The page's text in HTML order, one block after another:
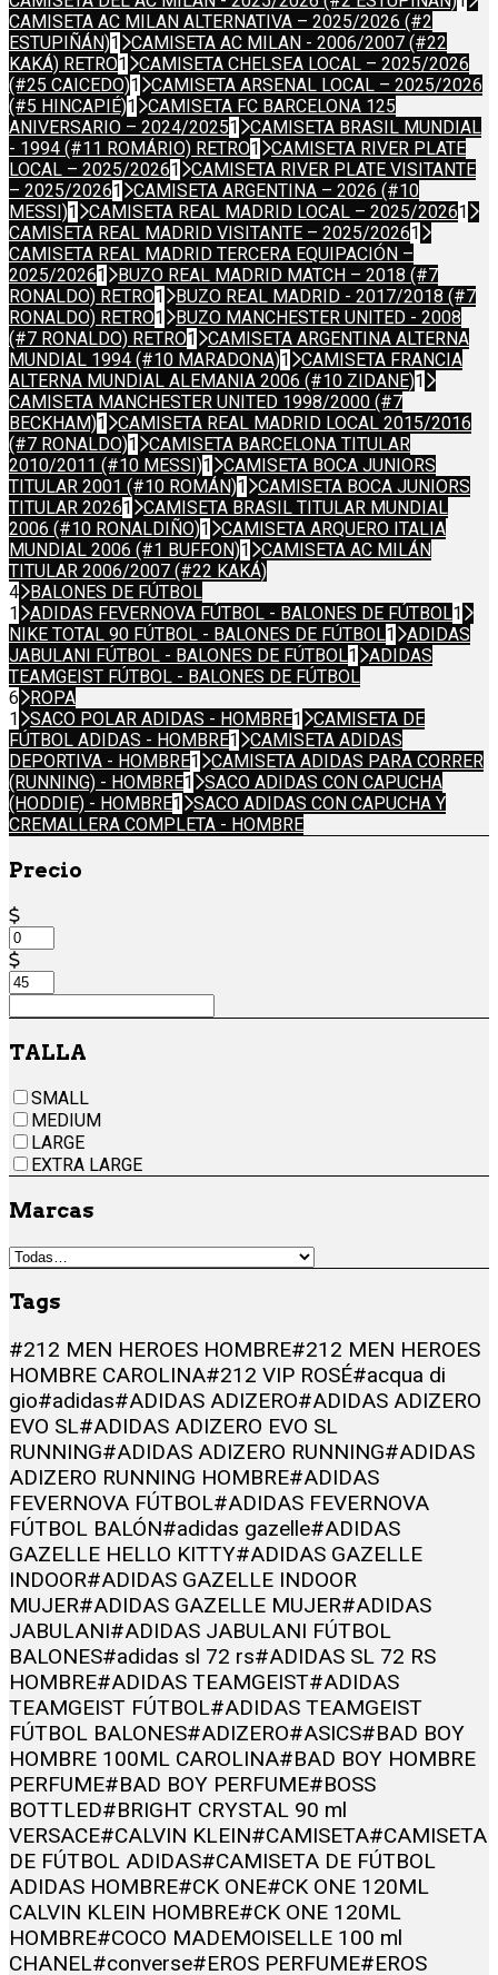
CAMISETA AC MILAN ALTERNATIVA – 2025/2026 (#2
ESTUPIÑÁN)1
CAMISETA AC MILAN - 2006/2007 (#22
KAKÁ) RETRO1
CAMISETA CHELSEA LOCAL – 2025/2026
(#25 CAICEDO)1
CAMISETA ARSENAL LOCAL – 2025/2026
(#5 HINCAPIÉ)1
CAMISETA FC BARCELONA 125
ANIVERSARIO – 2024/20251
CAMISETA BRASIL MUNDIAL
- 1994 (#11 ROMÁRIO) RETRO1
CAMISETA RIVER PLATE
LOCAL – 2025/20261
CAMISETA RIVER PLATE VISITANTE
– 2025/20261
CAMISETA ARGENTINA – 2026 (#10
MESSI)1 CAMISETA REAL MADRID LOCAL – 2025/20261
CAMISETA REAL MADRID VISITANTE – 2025/20261
CAMISETA REAL MADRID TERCERA EQUIPACIÓN –
2025/20261
BUZO REAL MADRID MATCH – 2018 (#7
RONALDO) RETRO1
BUZO REAL MADRID - 2017/2018 (#7
RONALDO) RETRO1
BUZO MANCHESTER UNITED - 2008
(#7 RONALDO) RETRO1
CAMISETA ARGENTINA ALTERNA
MUNDIAL 1994 (#10 MARADONA)1
CAMISETA FRANCIA
ALTERNA MUNDIAL ALEMANIA 2006 (#10 ZIDANE)1
CAMISETA MANCHESTER UNITED 1998/2000 (#7
BECKHAM)1
CAMISETA REAL MADRID LOCAL 2015/2016
(#7 RONALDO)1
CAMISETA BARCELONA TITULAR
2010/2011 (#10 MESSI)1
CAMISETA BOCA JUNIORS
TITULAR 2001 (#10 ROMÁN)1
CAMISETA BOCA JUNIORS
TITULAR 20261
CAMISETA BRASIL TITULAR MUNDIAL
2006 (#10 RONALDIÑO)1
CAMISETA ARQUERO ITALIA
MUNDIAL 2006 (#1 BUFFON)1
CAMISETA AC MILÁN
TITULAR 2006/2007 (#22 KAKÁ)
4
BALONES DE FÚTBOL
1
ADIDAS FEVERNOVA FÚTBOL - BALONES DE FÚTBOL1
NIKE TOTAL 90 FÚTBOL - BALONES DE FÚTBOL1
ADIDAS
JABULANI FÚTBOL - BALONES DE FÚTBOL1
ADIDAS
TEAMGEIST FÚTBOL - BALONES DE FÚTBOL
6
ROPA
1
SACO POLAR ADIDAS - HOMBRE1
CAMISETA DE
FÚTBOL ADIDAS - HOMBRE1
CAMISETA ADIDAS
DEPORTIVA - HOMBRE1
CAMISETA ADIDAS PARA CORRER
(RUNNING) - HOMBRE1
SACO ADIDAS CON CAPUCHA
(HODDIE) - HOMBRE1
SACO ADIDAS CON CAPUCHA Y
CREMALLERA COMPLETA - HOMBRE
Precio
TALLA
SMALL
MEDIUM
LARGE
EXTRA LARGE
Marcas
Tags
#212 MEN HEROES HOMBRE#212 MEN HEROES
HOMBRE CAROLINA#212 VIP ROSÉ#acqua di
gio#adidas#ADIDAS ADIZERO#ADIDAS ADIZERO
EVO SL#ADIDAS ADIZERO EVO SL
RUNNING#ADIDAS ADIZERO RUNNING#ADIDAS
ADIZERO RUNNING HOMBRE#ADIDAS
FEVERNOVA FÚTBOL#ADIDAS FEVERNOVA
FÚTBOL BALÓN#adidas gazelle#ADIDAS
GAZELLE HELLO KITTY#ADIDAS GAZELLE
INDOOR#ADIDAS GAZELLE INDOOR
MUJER#ADIDAS GAZELLE MUJER#ADIDAS
JABULANI#ADIDAS JABULANI FÚTBOL
BALONES#adidas sl 72 rs#ADIDAS SL 72 RS
HOMBRE#ADIDAS TEAMGEIST#ADIDAS
TEAMGEIST FÚTBOL#ADIDAS TEAMGEIST
FÚTBOL BALONES#ADIZERO#ASICS#BAD BOY
HOMBRE 100ML CAROLINA#BAD BOY HOMBRE
PERFUME#BAD BOY PERFUME#BOSS
BOTTLED#BRIGHT CRYSTAL 90 ml
VERSACE#CALVIN KLEIN#CAMISETA#CAMISETA
DE FÚTBOL ADIDAS#CAMISETA DE FÚTBOL
ADIDAS HOMBRE#CK ONE#CK ONE 120ML
CALVIN KLEIN HOMBRE#CK ONE 120ML
HOMBRE#COCO MADEMOISELLE 100 ml
CHANEL#converse#EROS PERFUME#EROS